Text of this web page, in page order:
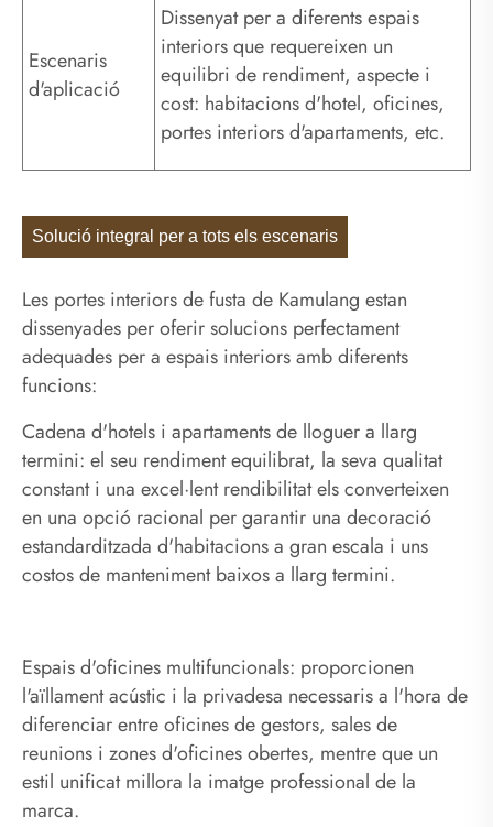
Escenaris
d'aplicació
Dissenyat per a diferents espais
interiors que requereixen un
equilibri de rendiment, aspecte i
cost: habitacions d'hotel, oficines,
portes interiors d'apartaments, etc.
Solució integral per a tots els escenaris
Les portes interiors de fusta de Kamulang estan
dissenyades per oferir solucions perfectament
adequades per a espais interiors amb diferents
funcions:
Cadena d'hotels i apartaments de lloguer a llarg
termini: el seu rendiment equilibrat, la seva qualitat
constant i una excel·lent rendibilitat els converteixen
en una opció racional per garantir una decoració
estandarditzada d'habitacions a gran escala i uns
costos de manteniment baixos a llarg termini.
Espais d'oficines multifuncionals: proporcionen
l'aïllament acústic i la privadesa necessaris a l'hora de
diferenciar entre oficines de gestors, sales de
reunions i zones d'oficines obertes, mentre que un
estil unificat millora la imatge professional de la
marca.